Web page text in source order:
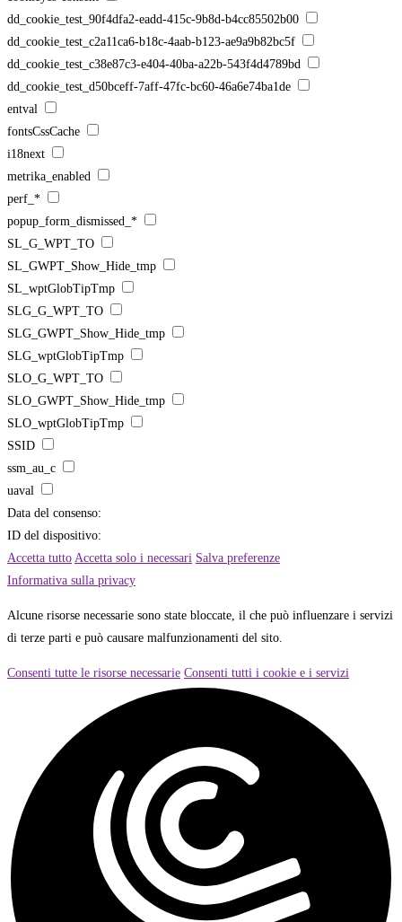
dd_cookie_test_90f4dfa2-eadd-415c-9b8d-b4cc85502b00
dd_cookie_test_c2a11ca6-b18c-4aab-b123-ae9a9b82bc5f
dd_cookie_test_c38e87c3-e404-40ba-a22b-543f4d4789bd
dd_cookie_test_d50bceff-7aff-47fc-bc60-46a6e74ba1de
entval
fontsCssCache
i18next
metrika_enabled
perf_*
popup_form_dismissed_*
SL_G_WPT_TO
SL_GWPT_Show_Hide_tmp
SL_wptGlobTipTmp
SLG_G_WPT_TO
SLG_GWPT_Show_Hide_tmp
SLG_wptGlobTipTmp
SLO_G_WPT_TO
SLO_GWPT_Show_Hide_tmp
SLO_wptGlobTipTmp
SSID
ssm_au_c
uaval
Data del consenso:
ID del dispositivo:
Accetta tutto Accetta solo i necessari Salva preferenze
Informativa sulla privacy
Alcune risorse necessarie sono state bloccate, il che può influenzare i servizi
di terze parti e può causare malfunzionamenti del sito.
Consenti tutte le risorse necessarie Consenti tutti i cookie e i servizi